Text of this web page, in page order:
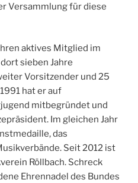
Versammlung für diese
aktives Mitglied im
sieben Jahre
Vorsitzender und 25
hat er auf
mitbegründet und
Im gleichen Jahr
das
Seit 2012 ist
Röllbach. Schreck
Ehrennadel des Bundes